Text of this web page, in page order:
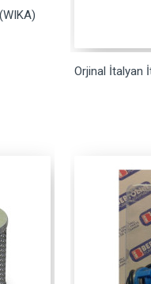
Orjinal İtalyan